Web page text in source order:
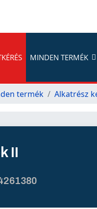
MINDEN TERMÉK
termék Alkatrész
II